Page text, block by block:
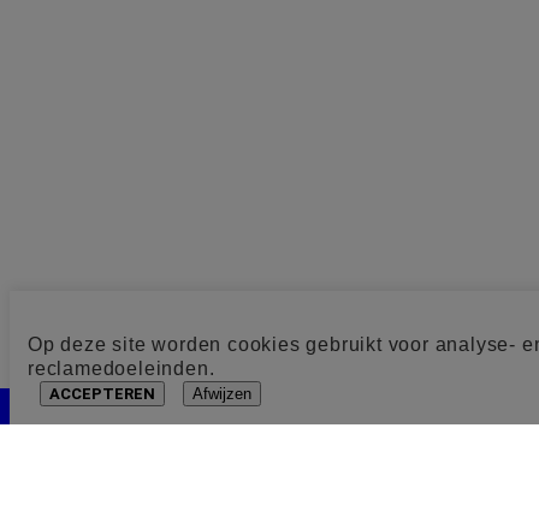
Op deze site worden cookies gebruikt voor analyse-
reclamedoeleinden.
ACCEPTEREN Afwijzen
Cookie toestemming